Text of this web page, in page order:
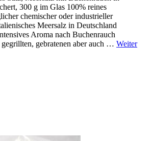
300 g im Glas 100% reines
chemischer oder industrieller
Meersalz in Deutschland
Aroma nach Buchenrauch
gebratenen aber auch … Weiter